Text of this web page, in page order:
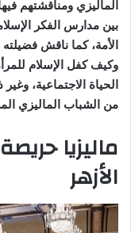
الماليزي ومناقشتهم
بين مدارس الفكر
الأمة، كما ناقش
وكيف كفل الإسلام
الحياة الاجتماعية،
من الشباب الماليزي
ماليزيا
الأزهر